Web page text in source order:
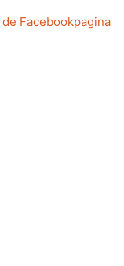
de Facebookpagina